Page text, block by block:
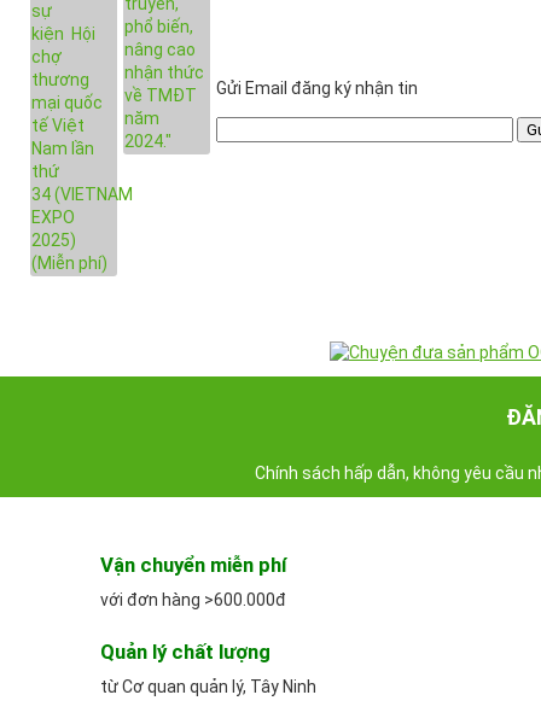
Gửi Email đăng ký nhận tin
Chính sách hấp dẫn, không yêu cầu
Vận chuyển miễn phí
với đơn hàng >600.000đ
Quản lý chất lượng
từ Cơ quan quản lý, Tây Ninh